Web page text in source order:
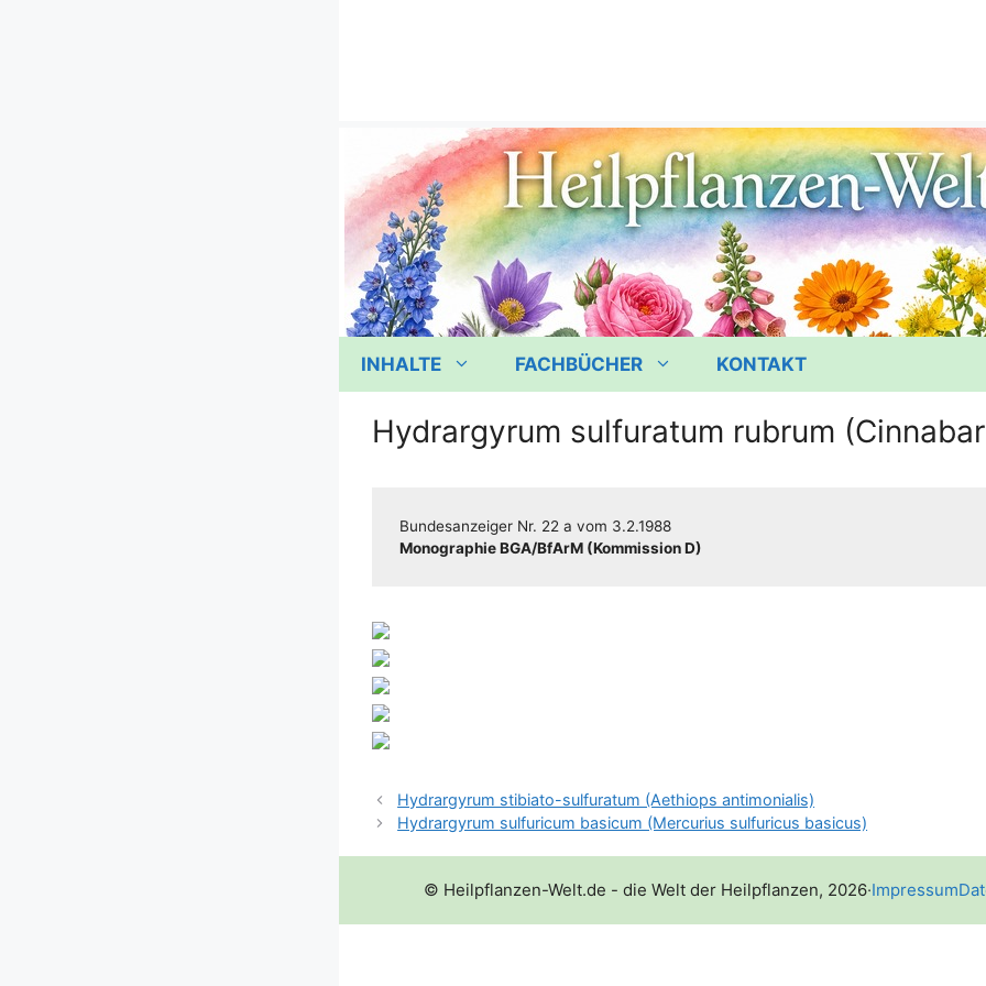
INHALTE FACHBÜCHER KONTAKT
Hydrargyrum sulfuratum rubrum
Bun­des­an­zei­ger Nr. 22 a vom 3.2.1988
Mono­gra­phie BGA/​​BfArM (Kom­mis­si­on D)
Hydrargyrum stibiato-sulfuratum (Aethiops antimonialis)
Hydrargyrum sulfuricum basicum (Mercurius sulfuricus basicus)
© Heilpflanzen-Welt.de - die Welt der Heilpflanzen, 2026·Impressum